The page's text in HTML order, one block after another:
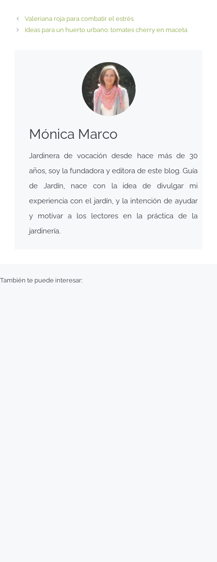
Valeriana roja para combatir el estrés
Ideas para un huerto urbano: tomates cherry en maceta
Mónica Marco
Jardinera de vocación desde hace más de 30
años, soy la fundadora y editora de este blog. Guía
de Jardín, nace con la idea de divulgar mi
experiencia con el jardín, y la intención de ayudar
y motivar a los lectores en la práctica de la
jardinería.
También te puede interesar: